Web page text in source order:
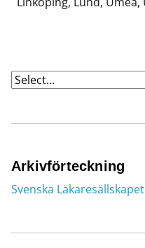
Arkivförteckning
Svenska Läkaresällskapet